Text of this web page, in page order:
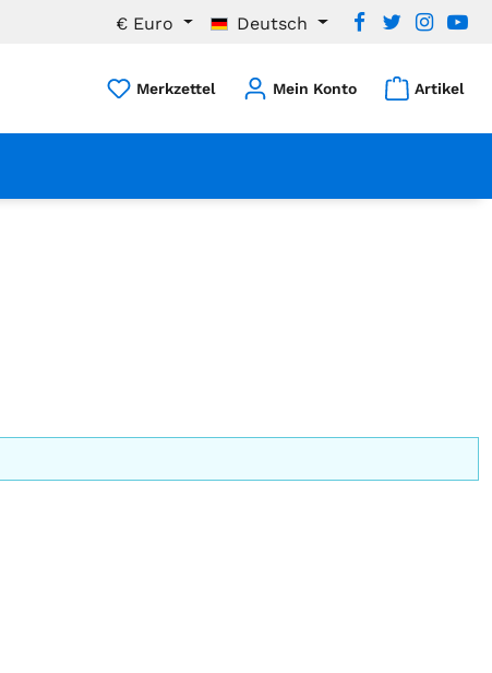
€ Euro Deutsch
MerkzettelDu hast 0 Produkte auf dem
Mein Konto Artikel